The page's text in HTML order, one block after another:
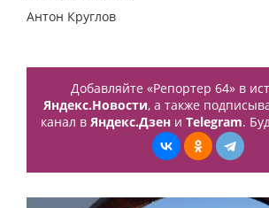
Антон Круглов
Добавляйте «Репортер 64» в
Яндекс.Новости, а также
канал в Яндекс.Дзени Telegram.